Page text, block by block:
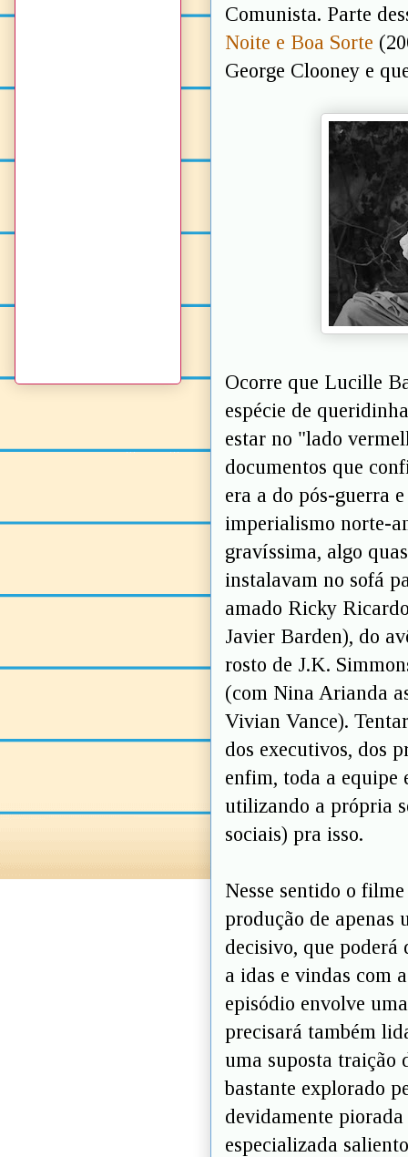
Comunista. Parte
Noite e Boa Sorte
George Clooney e
Ocorre que Lucille
espécie de
estar no "lado
documentos que
era a do pós-guerra
imperialismo norte-
gravíssima, algo
instalavam no sofá
amado Ricky
Javier Barden), do
rosto de J.K.
(com Nina Arianda
Vivian Vance).
dos executivos, dos
enfim, toda a equipe
utilizando a própria
sociais) pra isso.
Nesse sentido o
produção de apenas
decisivo, que
a idas e vindas com
episódio envolve
precisará também
uma suposta traição
bastante explorado
devidamente
especializada